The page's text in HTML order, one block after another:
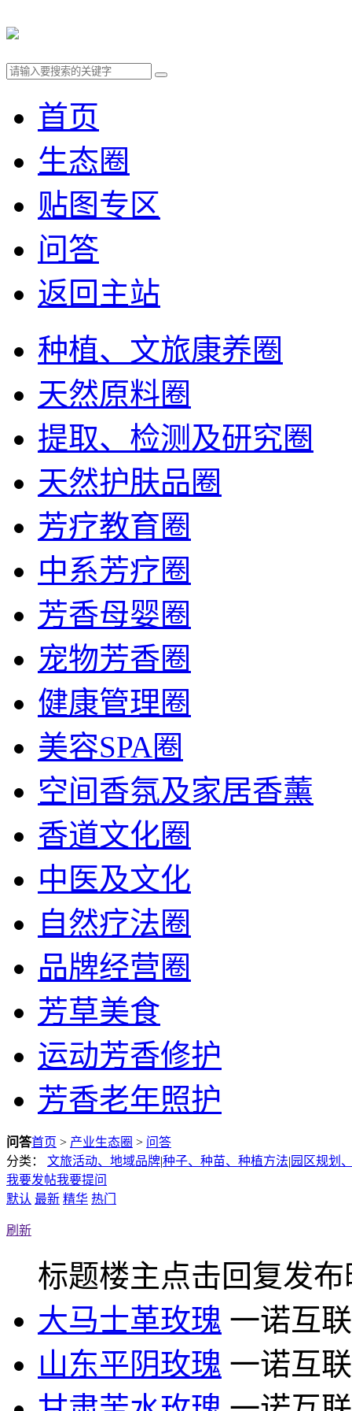
首页
生态圈
贴图专区
问答
返回主站
种植、文旅康养圈
天然原料圈
提取、检测及研究圈
天然护肤品圈
芳疗教育圈
中系芳疗圈
芳香母婴圈
宠物芳香圈
健康管理圈
美容SPA圈
空间香氛及家居香薰
香道文化圈
中医及文化
自然疗法圈
品牌经营圈
芳草美食
运动芳香修护
芳香老年照护
问答首页 > 产业生态圈 > 问答
分类：
文旅活动、地域品牌|种子、种苗、种植方法| 园区规划
我要发帖我要提问
默认 最新 精华 热门
刷新
标题楼主点击回复发
大马士革玫瑰 一诺互联
山东平阴玫瑰 一诺互联